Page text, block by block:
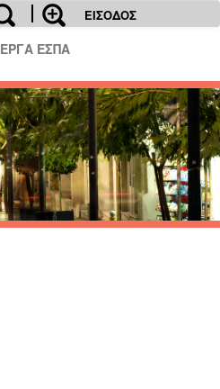
ΕΙΣΟΔΟΣ
ΕΡΓΑ ΕΣΠΑ